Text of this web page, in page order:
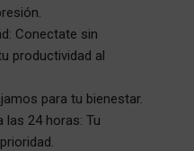
Conectate sin
productividad al
para tu bienestar.
las 24 horas: Tu